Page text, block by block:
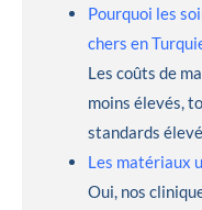
Pourquoi les
chers en
Les coûts de
moins élevés,
standards
Les matériaux
Oui, nos